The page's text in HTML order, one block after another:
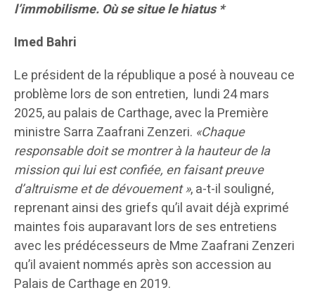
l’immobilisme. Où se situe le hiatus *
Imed Bahri
Le président de la république a posé à nouveau ce
problème lors de son entretien, lundi 24 mars
2025, au palais de Carthage, avec la Première
ministre Sarra Zaafrani Zenzeri. «Chaque
responsable doit se montrer à la hauteur de la
mission qui lui est confiée, en faisant preuve
d’altruisme et de dévouement », a-t-il souligné,
reprenant ainsi des griefs qu’il avait déjà exprimé
maintes fois auparavant lors de ses entretiens
avec les prédécesseurs de Mme Zaafrani Zenzeri
qu’il avaient nommés après son accession au
Palais de Carthage en 2019.